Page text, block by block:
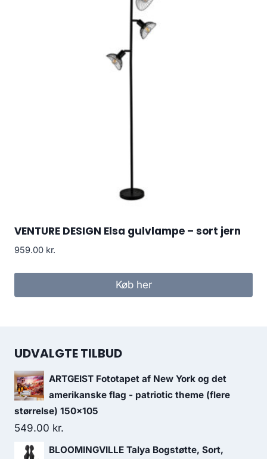
VENTURE DESIGN Elsa gulvlampe – sort jern
959.00 kr.
Køb her
UDVALGTE TILBUD
ARTGEIST Fototapet af New York og det
amerikanske flag - patriotic theme (flere
størrelse) 150x105
549.00 kr.
BLOOMINGVILLE Talya Bogstøtte, Sort,